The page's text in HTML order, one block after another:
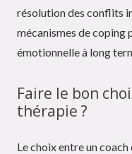
résolution des conflits
mécanismes de coping
émotionnelle à long
Faire le bon
thérapie ?
Le choix entre un